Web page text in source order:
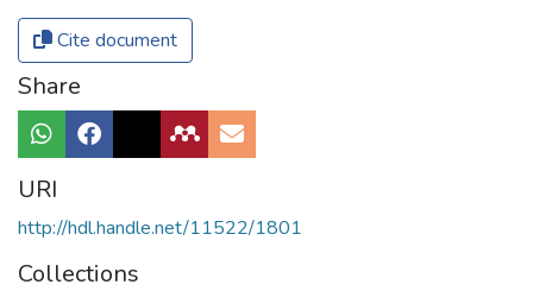
Cite document
Share
URI
http://hdl.handle.net/11522/1801
Collections